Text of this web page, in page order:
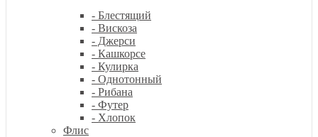
- Блестящий
- Вискоза
- Джерси
- Кашкорсе
- Кулирка
- Однотонный
- Рибана
- Футер
- Хлопок
Флис